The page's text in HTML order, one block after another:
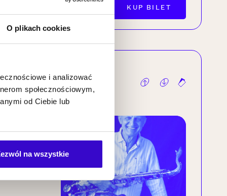
O plikach cookies
i analizować
społecznościowym,
od Ciebie lub
na wszystkie
KUP BILET